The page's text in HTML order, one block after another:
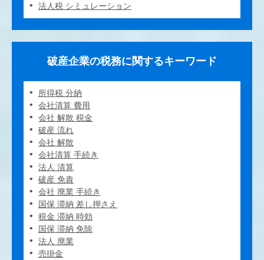
法人税 シミュレーション
破産企業の税務に関するキーワード
所得税 分納
会社清算 費用
会社 解散 税金
破産 流れ
会社 解散
会社清算 手続き
法人 清算
破産 免責
会社 廃業 手続き
国保 滞納 差し押さえ
税金 滞納 時効
国保 滞納 免除
法人 廃業
売掛金